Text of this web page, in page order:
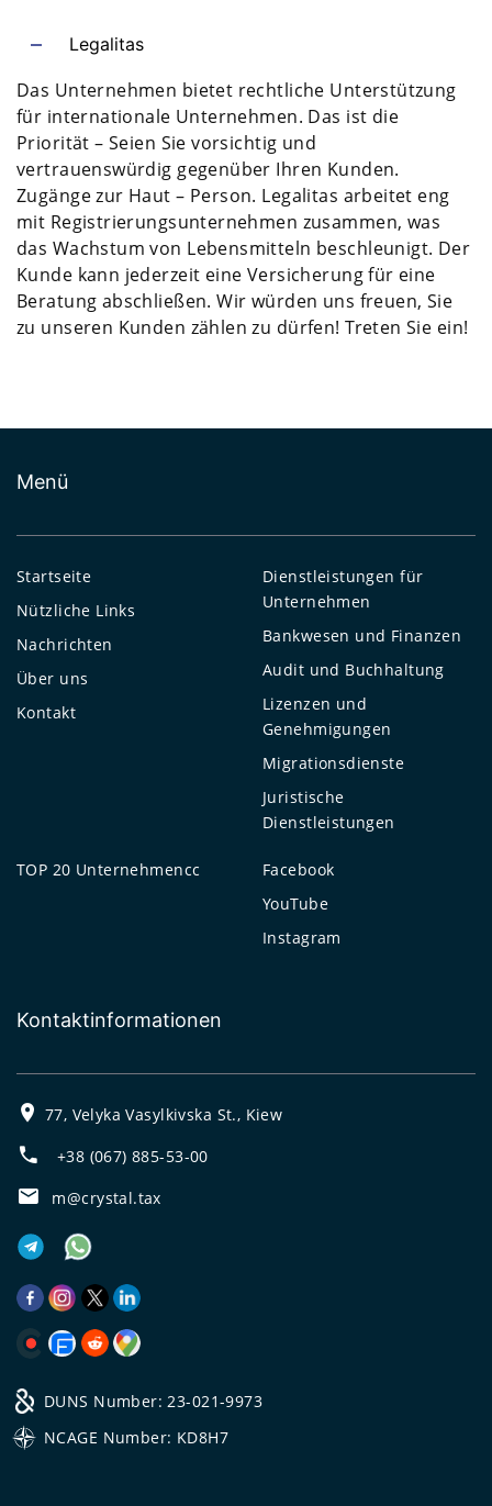
Legalitas
Das Unternehmen bietet rechtliche Unterstützung
für internationale Unternehmen. Das ist die
Priorität – Seien Sie vorsichtig und
vertrauenswürdig gegenüber Ihren Kunden.
Zugänge zur Haut – Person. Legalitas arbeitet eng
mit Registrierungsunternehmen zusammen, was
das Wachstum von Lebensmitteln beschleunigt. Der
Kunde kann jederzeit eine Versicherung für eine
Beratung abschließen. Wir würden uns freuen, Sie
zu unseren Kunden zählen zu dürfen! Treten Sie ein!
Menü
Startseite
Nützliche Links
Nachrichten
Über uns
Kontakt
Dienstleistungen für
Unternehmen
Bankwesen und Finanzen
Audit und Buchhaltung
Lizenzen und
Genehmigungen
Migrationsdienste
Juristische
Dienstleistungen
TOP 20 Unternehmenсс
Facebook
YouTube
Instagram
Kontaktinformationen
77, Velyka Vasylkivska St., Kiew
+38 (067) 885-53-00
m@crystal.tax
DUNS Number: 23-021-9973
NCAGE Number: KD8H7